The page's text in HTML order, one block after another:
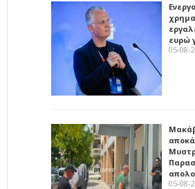
ευρώ
05-08-
05-08-